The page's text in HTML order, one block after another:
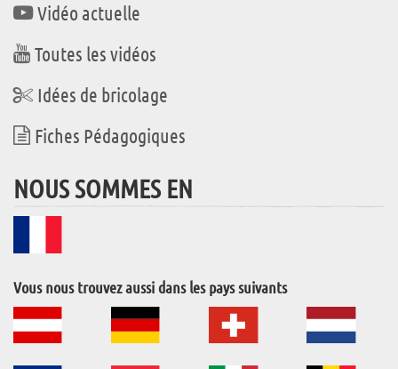
Vidéo actuelle
Toutes les vidéos
Idées de bricolage
Fiches Pédagogiques
NOUS SOMMES EN
Vous nous trouvez aussi dans les pays suivants